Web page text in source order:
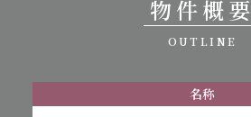
物件概要
OUTLINE
名称